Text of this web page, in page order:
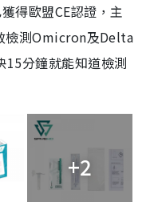
得歐盟CE認證，主
檢測Omicron及Delta
15分鐘就能知道檢測
+2